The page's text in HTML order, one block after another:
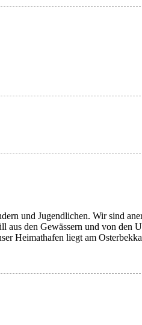
und Jugendlichen. Wir sind
den Gewässern und von den
Heimathafen liegt am